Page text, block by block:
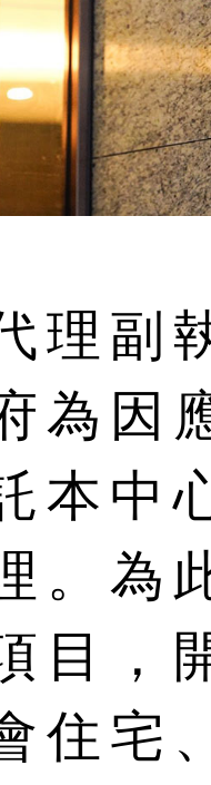
理副
為因
本中
。為
目，
住宅